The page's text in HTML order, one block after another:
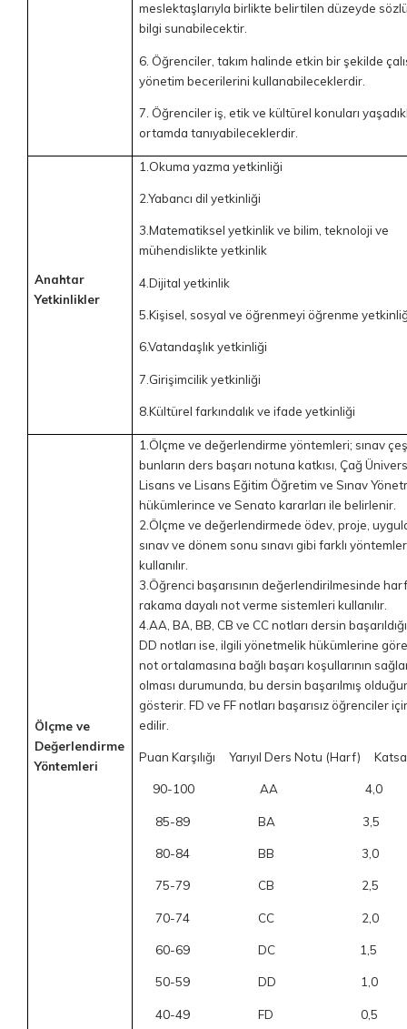
meslektaşlarıyla birlikte belirtilen düzeyde sözlü
bilgi sunabilecektir.
6. Öğrenciler, takım halinde etkin bir şekilde
yönetim becerilerini kullanabileceklerdir.
7. Öğrenciler iş, etik ve kültürel konuları
ortamda tanıyabileceklerdir.
Anahtar
Yetkinlikler
1.Okuma yazma yetkinliği
2.Yabancı dil yetkinliği
3.Matematiksel yetkinlik ve bilim, teknoloji ve
mühendislikte yetkinlik
4.Dijital yetkinlik
5.Kişisel, sosyal ve öğrenmeyi öğrenme
6.Vatandaşlık yetkinliği
7.Girişimcilik yetkinliği
8.Kültürel farkındalık ve ifade yetkinliği
Ölçme ve
Değerlendirme
Yöntemleri
1.Ölçme ve değerlendirme yöntemleri; sınav
bunların ders başarı notuna katkısı, Çağ
Lisans ve Lisans Eğitim Öğretim ve Sınav
hükümlerince ve Senato kararları ile belirlenir.
2.Ölçme ve değerlendirmede ödev, proje,
sınav ve dönem sonu sınavı gibi farklı yöntemler
kullanılır.
3.Öğrenci başarısının değerlendirilmesinde
rakama dayalı not verme sistemleri kullanılır.
4.AA, BA, BB, CB ve CC notları dersin
DD notları ise, ilgili yönetmelik hükümlerine göre,
not ortalamasına bağlı başarı koşullarının
olması durumunda, bu dersin başarılmış
gösterir. FD ve FF notları başarısız öğrenciler
edilir.
Puan Karşılığı Yarıyıl Ders Notu (Harf)
90-100 AA 4,0
85-89 BA 3,5
80-84 BB 3,0
75-79 CB 2,5
70-74 CC 2,0
60-69 DC 1,5
50-59 DD 1,0
40-49 FD 0,5